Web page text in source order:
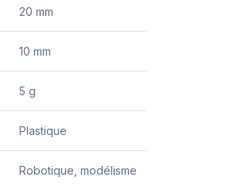
20 mm
10 mm
5 g
Plastique
Robotique, modélisme